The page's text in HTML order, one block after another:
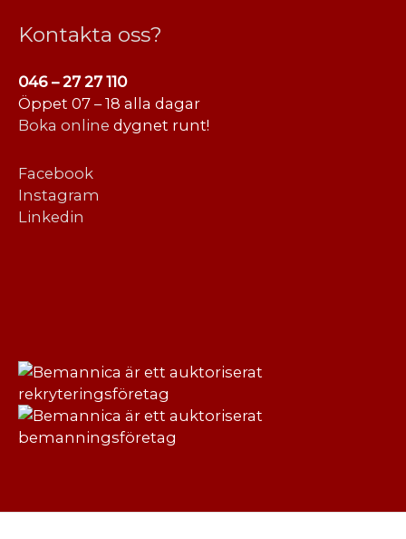
Kontakta oss?
046 – 27 27 110
Öppet 07 – 18 alla dagar
Boka online dygnet runt!
Facebook
Instagram
Linkedin